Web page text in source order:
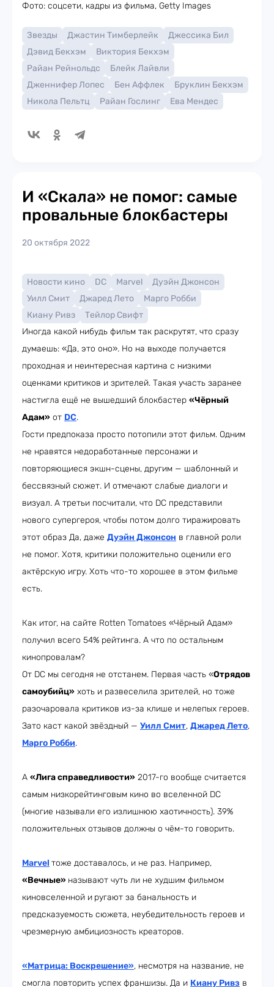
Фото: соцсети, кадры из фильма, Getty Images
Звезды Джастин Тимберлейк
Джессика Бил
Дэвид Бекхэм
Виктория Бекхэм
Райан Рейнольдс
Блейк Лайвли
Дженнифер Лопес
Бен Аффлек
Бруклин Бекхэм
Никола Пельтц
Райан Гослинг Ева Мендес
И «Скала» не помог: самые
провальные блокбастеры
20 октября 2022
Новости кино DC Marvel
Дуэйн Джонсон
Уилл Смит
Джаред Лето
Марго Робби
Киану Ривз
Тейлор Свифт
Иногда какой нибудь фильм так раскрутят, что сразу
думаешь: «Да, это оно». Но на выходе получается
проходная и неинтересная картина с низкими
оценками критиков и зрителей. Такая участь заранее
настигла ещё не вышедший блокбастер «Чёрный
Адам» от DC.
Гости предпоказа просто потопили этот фильм. Одним
не нравятся недоработанные персонажи и
повторяющиеся экшн-сцены, другим — шаблонный и
бессвязный сюжет. И отмечают слабые диалоги и
визуал. А третьи посчитали, что DC представили
нового супергероя, чтобы потом долго тиражировать
этот образ Да, даже Дуэйн Джонсон в главной роли
не помог. Хотя, критики положительно оценили его
актёрскую игру. Хоть что-то хорошее в этом фильме
есть.
Как итог, на сайте Rotten Tomatoes «Чёрный Адам»
получил всего 54% рейтинга. А что по остальным
кинопровалам?
От DC мы сегодня не отстанем. Первая часть «Отрядов
самоубийц» хоть и развеселила зрителей, но тоже
разочаровала критиков из-за клише и нелепых героев.
Зато каст какой звёздный — Уилл Смит, Джаред Лето,
Марго Робби.
А «Лига справедливости» 2017-го вообще считается
самым низкорейтинговым кино во вселенной DC
(многие называли его излишнюю хаотичность). 39%
положительных отзывов должны о чём-то говорить.
Marvel тоже доставалось, и не раз. Например,
«Вечные» называют чуть ли не худшим фильмом
киновселенной и ругают за банальность и
предсказуемость сюжета, неубедительность героев и
чрезмерную амбициозность креаторов.
«Матрица: Воскрешение», несмотря на название, не
смогла повторить успех франшизы. Да и Киану Ривз в